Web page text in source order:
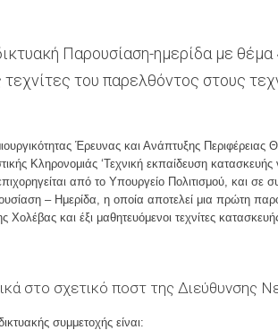
Παρουσίαση-ημερίδα με
τεχνίτες του παρελθόντος στους
Έρευνας και Ανάπτυξης
Κληρονομιάς ‘Τεχνική εκπαίδευση
από το Υπουργείο Πολιτισμού, και
– Ημερίδα, η οποία αποτελεί μια πρώτη
Χολέβας και έξι μαθητευόμενοι τεχνίτες
στο σχετικό ποστ της Διεύθυνσης
συμμετοχής είναι: